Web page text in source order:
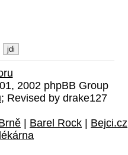
2002 phpBB Group
; Revised by drake127
Barel Rock
Bejci.cz